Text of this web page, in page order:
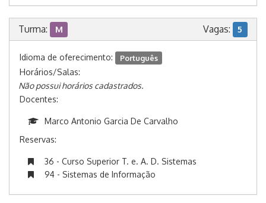
Turma: M Vagas: 5
Idioma de oferecimento: Português
Horários/Salas:
Não possui horários cadastrados.
Docentes:
Marco Antonio Garcia De Carvalho
Reservas:
36 - Curso Superior T. e. A. D. Sistemas
94 - Sistemas de Informação